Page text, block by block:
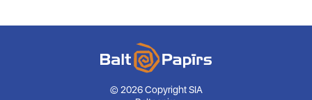
© 2026 Copyright SIA